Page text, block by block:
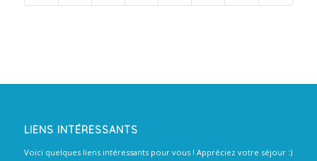
LIENS INTÉRESSANTS
Voici quelques liens intéressants pour vous ! Appréciez votre séjour :)